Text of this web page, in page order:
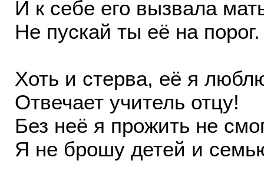
И к себе его вызвала
Не пускай ты её на порог.
Хоть и стерва, её я
Отвечает учитель отцу!
Без неё я прожить не
Я не брошу детей и